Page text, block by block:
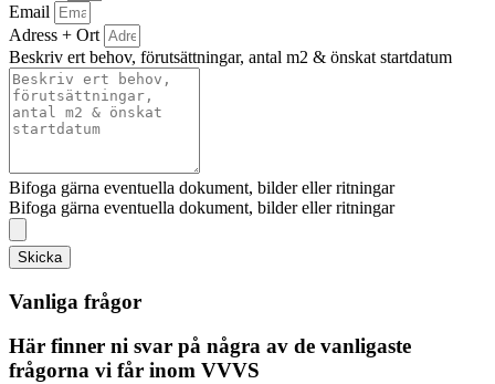
Email
Adress + Ort
Beskriv ert behov, förutsättningar, antal m2 & önskat startdatum
Bifoga gärna eventuella dokument, bilder eller ritningar
Bifoga gärna eventuella dokument, bilder eller ritningar
Skicka
Vanliga frågor
Här finner ni svar på några av de vanligaste
frågorna vi får inom VVVS